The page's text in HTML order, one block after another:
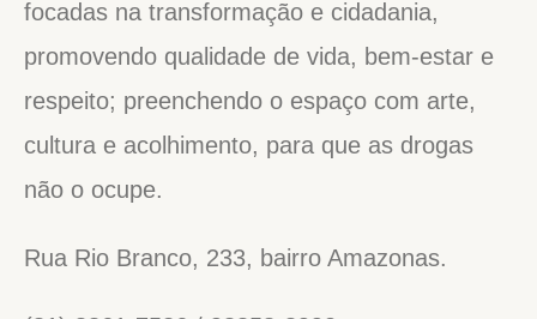
focadas na transformação e cidadania,
promovendo qualidade de vida, bem-estar e
respeito; preenchendo o espaço com arte,
cultura e acolhimento, para que as drogas
não o ocupe.
Rua Rio Branco, 233, bairro Amazonas.